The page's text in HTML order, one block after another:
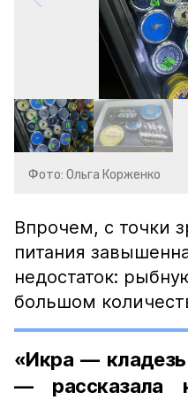
Фото: Ольга Корженко
Впрочем, с точки
питания
недостаток:
большом
«Икра —
— рассказала